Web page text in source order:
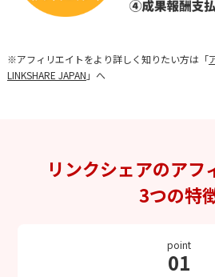
※アフィリエイトをより詳しく知りたい方は「
LINKSHARE JAPAN 」へ
リンクシェアのアフ
3つの特
point
01